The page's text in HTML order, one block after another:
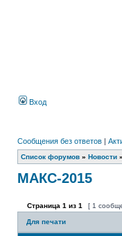
Вход
Сообщения без ответов |
Список форумов » Новости »
МАКС-2015
Страница 1 из 1 [ 1
Для печати